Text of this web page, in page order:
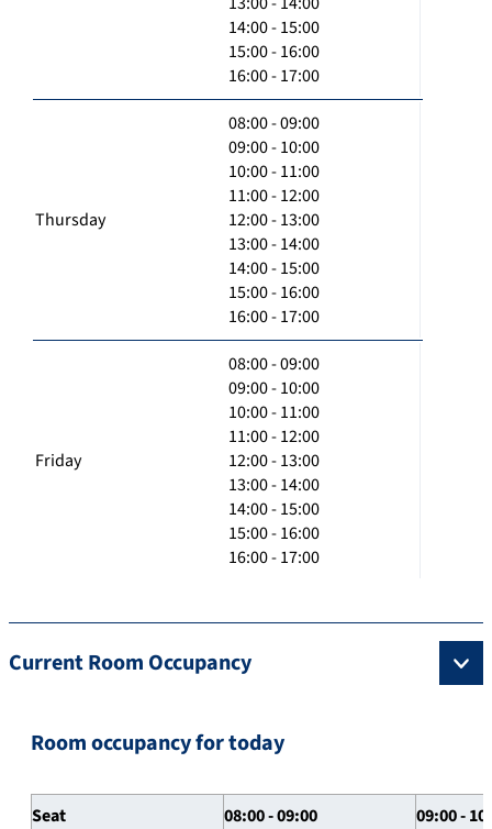
14:00 - 15:00
15:00 - 16:00
16:00 - 17:00
Thursday
08:00 - 09:00
09:00 - 10:00
10:00 - 11:00
11:00 - 12:00
12:00 - 13:00
13:00 - 14:00
14:00 - 15:00
15:00 - 16:00
16:00 - 17:00
Friday
08:00 - 09:00
09:00 - 10:00
10:00 - 11:00
11:00 - 12:00
12:00 - 13:00
13:00 - 14:00
14:00 - 15:00
15:00 - 16:00
16:00 - 17:00
Current Room Occupancy
Room occupancy for today
Seat 08:00 - 09:00 09:00 -